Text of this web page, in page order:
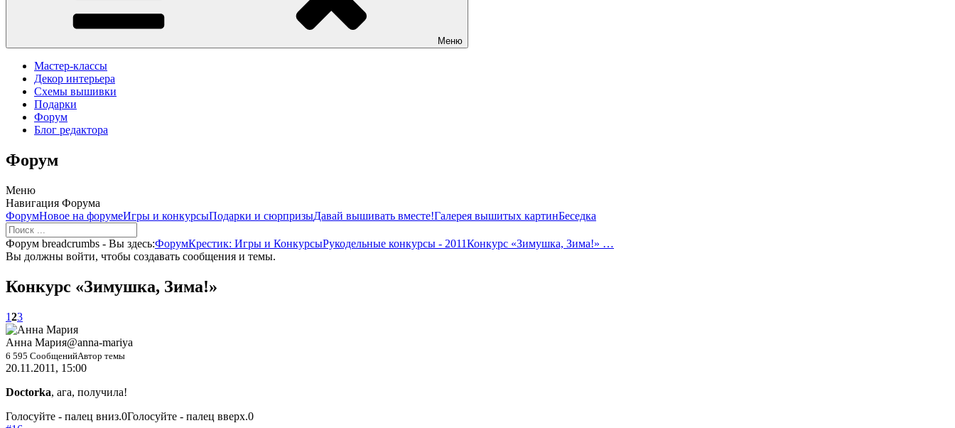
Меню
Мастер-классы
Декор интерьера
Схемы вышивки
Подарки
Форум
Блог редактора
Форум
Меню
Навигация Форума
ФорумНовое на форумеИгры и конкурсыПодарки и сюрпризыДавай вышивать вместе!Галерея вышитых картинБеседка
Форум breadcrumbs - Вы здесь:ФорумКрестик: Игры и КонкурсыРукодельные конкурсы - 2011Конкурс «Зимушка, Зима!» …
Вы должны войти, чтобы создавать сообщения и темы.
Конкурс «Зимушка, Зима!»
123
Анна Мария@anna-mariya
6 595 СообщенийАвтор темы
20.11.2011, 15:00
Doctorka, ага, получила!
Голосуйте - палец вниз.0Голосуйте - палец вверх.0